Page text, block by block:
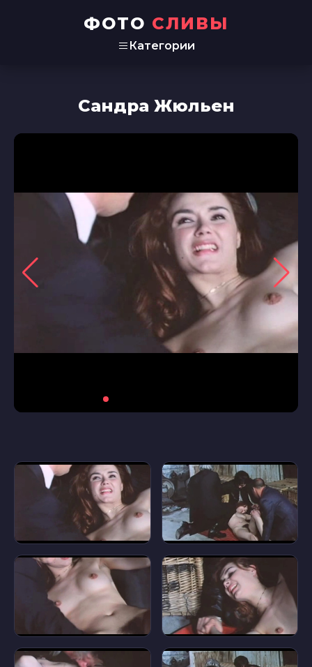
ФОТО СЛИВЫ
Категории
Сандра Жюльен